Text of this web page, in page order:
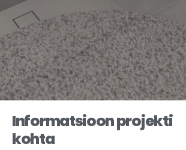
Informatsioon projekti
kohta